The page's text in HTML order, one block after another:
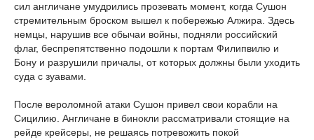
сил англичане умудрились прозевать момент, когда Сушон
стремительным броском вышел к побережью Алжира. Здесь
немцы, нарушив все обычаи войны, подняли российский
флаг, беспрепятственно подошли к портам Филипвилю и
Бону и разрушили причалы, от которых должны были уходить
суда с зуавами.
После вероломной атаки Сушон привел свои корабли на
Сицилию. Англичане в бинокли рассматривали стоящие на
рейде крейсеры, не решаясь потревожить покой